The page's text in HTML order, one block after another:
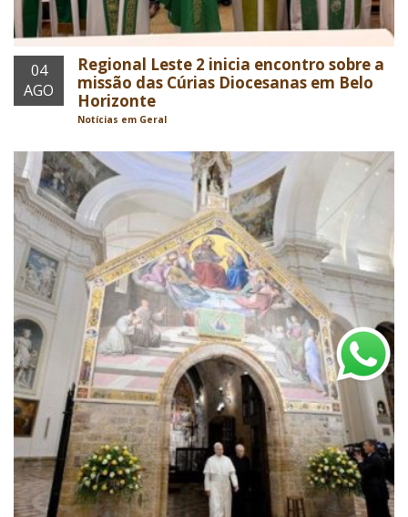
04
AGO
Regional Leste 2 inicia encontro sobre a
missão das Cúrias Diocesanas em Belo
Horizonte
Notícias em Geral